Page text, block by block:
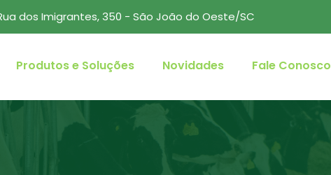
dos Imigrantes, 350 - São João do Oeste/SC
Produtos e Soluções Novidades Fale Conosco